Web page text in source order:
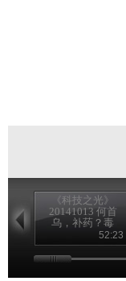
《科技之光》
20141013 何首
乌，补药？毒
52:23